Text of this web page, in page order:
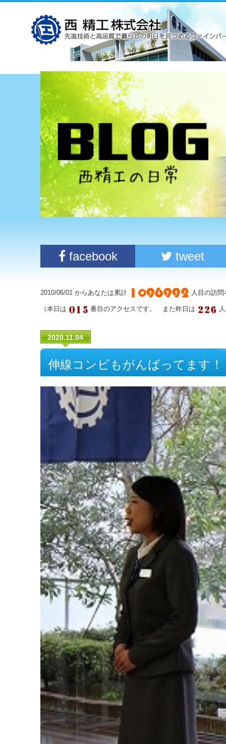
facebook tweet
2010/06/01 からあなたは累計 人目の訪
（本日は 番目のアクセスです。 また昨日は
2020.11.04
伸線コンビもがんばってます！